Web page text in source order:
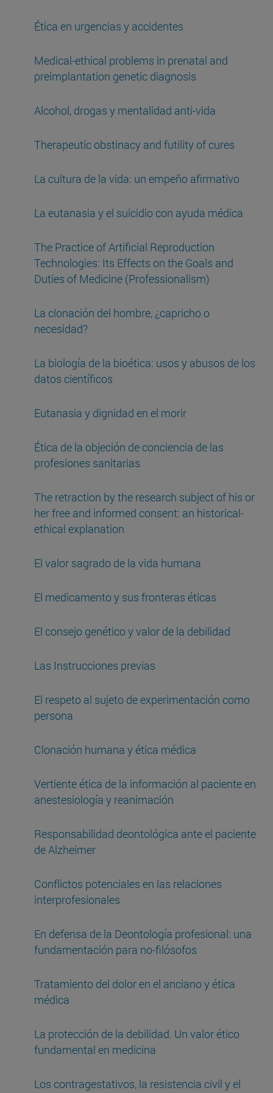
Ética en urgencias y accidentes
Medical-ethical problems in prenatal and
preimplantation genetic diagnosis
Alcohol, drogas y mentalidad anti-vida
Therapeutic obstinacy and futility of cures
La cultura de la vida: un empeño afirmativo
La eutanasia y el suicidio con ayuda médica
The Practice of Artificial Reproduction
Technologies: Its Effects on the Goals and
Duties of Medicine (Professionalism)
La clonación del hombre, ¿capricho o
necesidad?
La biología de la bioética: usos y abusos de los
datos científicos
Eutanasia y dignidad en el morir
Ética de la objeción de conciencia de las
profesiones sanitarias
The retraction by the research subject of his or
her free and informed consent: an historical-
ethical explanation
El valor sagrado de la vida humana
El medicamento y sus fronteras éticas
El consejo genético y valor de la debilidad
Las Instrucciones previas
El respeto al sujeto de experimentación como
persona
Clonación humana y ética médica
Vertiente ética de la información al paciente en
anestesiología y reanimación
Responsabilidad deontológica ante el paciente
de Alzheimer
Conflictos potenciales en las relaciones
interprofesionales
En defensa de la Deontología profesional: una
fundamentación para no-filósofos
Tratamiento del dolor en el anciano y ética
médica
La protección de la debilidad. Un valor ético
fundamental en medicina
Los contragestativos, la resistencia civil y el